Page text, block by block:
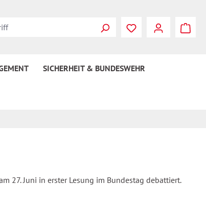
SICHERHEIT & BUNDESWEHR
27. Juni in erster Lesung im Bundestag debattiert.